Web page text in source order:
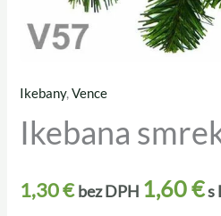
Ikebany,Vence
Ikebana
1,30€ bez DPH 1,60€s
množstvo
Ikebana
smreková